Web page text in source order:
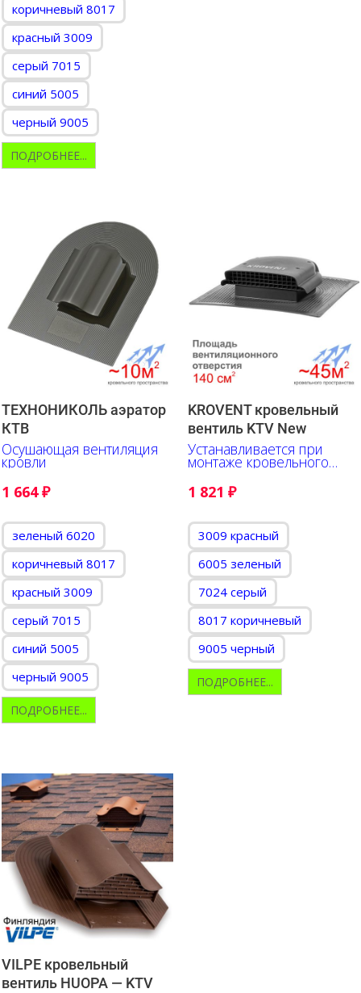
коричневый 8017
красный 3009
серый 7015
синий 5005
черный 9005
ПОДРОБНЕЕ...
ТЕХНОНИКОЛЬ аэратор
КТВ
Осушающая вентиляция
кровли
1 664₽
зеленый 6020
коричневый 8017
красный 3009
серый 7015
синий 5005
черный 9005
ПОДРОБНЕЕ...
KROVENT кровельный
вентиль KTV New
Устанавливается при
монтаже кровельного
1 821 ₽
3009 красный
6005 зеленый
7024 серый
8017 коричневый
9005 черный
ПОДРОБНЕЕ...
VILPE кровельный
вентиль HUOPA — KTV